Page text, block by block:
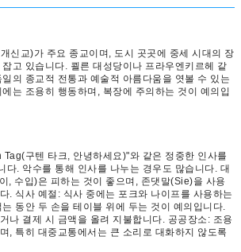
신교)가 주요 종교이며, 도시 곳곳에 중세 시대의 장
고 있습니다. 쾰른 대성당이나 프라우엔키르헤 같
의 종교적 전통과 예술적 아름다움을 엿볼 수 있는
는 조용히 행동하며, 복장에 주의하는 것이 예의입
구텐 타크, 안녕하세요)"와 같은 정중한 인사를
다. 악수를 통해 인사를 나누는 경우도 많습니다. 대
, 수입)은 피하는 것이 좋으며, 존댓말(Sie)을 사용
. 식사 예절: 식사 중에는 포크와 나이프를 사용하는
동안 두 손을 테이블 위에 두는 것이 예의입니다.
나 결제 시 금액을 올려 지불합니다. 공공장소: 조용
, 특히 대중교통에서는 큰 소리로 대화하지 않도록